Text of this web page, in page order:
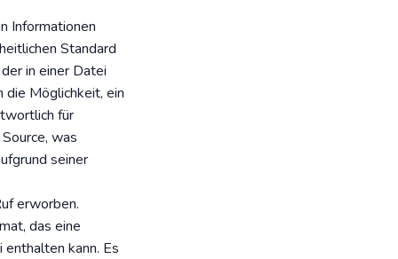
Informationen
Standard
in einer Datei
die Möglichkeit, ein
für
was
seiner
erworben.
das eine
kann. Es